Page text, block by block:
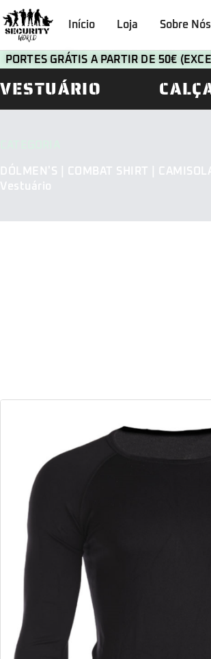
Início Loja Sobre Nós
PORTES GRÁTIS A PARTIR DE 50€
VESTUÁRIO
DÓLMEN'S | COMBAT SHIRT |
Vestuário